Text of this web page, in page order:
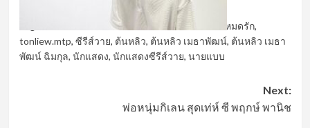
Hard Love Mission ภารกิจโหด เปลี่ยนเป็นโหมดรัก,
tonliew.mtp, ซีรีส์วาย, ต้นหลิว, ต้นหลิว เมธาพัฒน์, ต้นหลิว เมธา
พัฒน์ ฉิมกุล, นักแสดง, นักแสดงซีรีส์วาย, นายแบบ
Next:
พ่อหนุ่มกิเลน สุดเท่ห์ ซี พฤกษ์ พานิช